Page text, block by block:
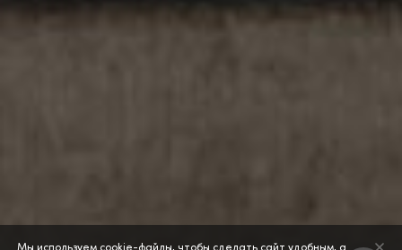
Мы используем cookie-файлы, чтобы сделать сайт удобным, а